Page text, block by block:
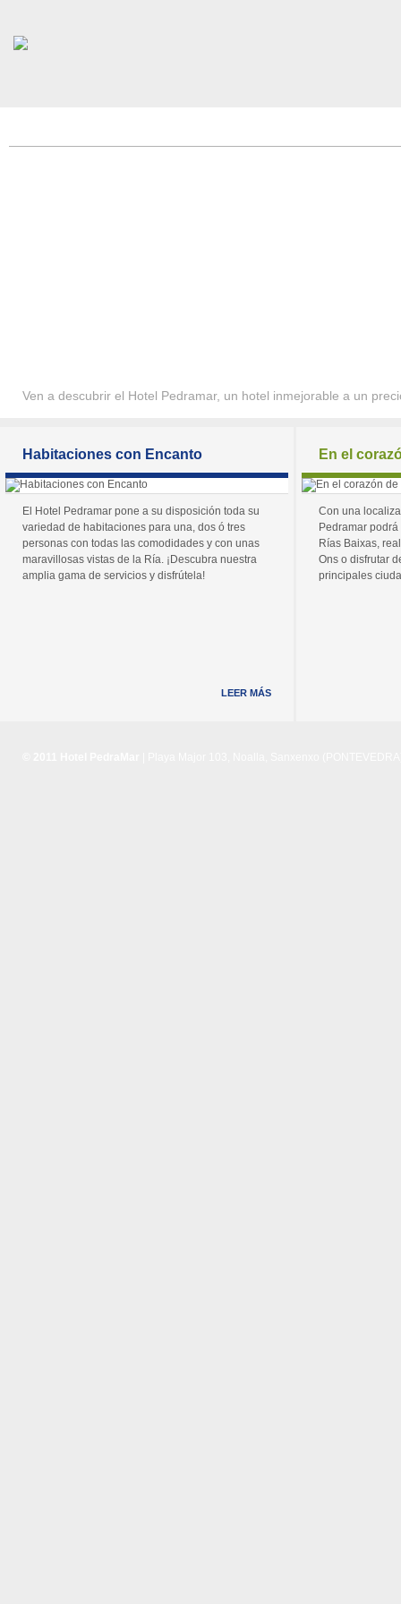
Ven a descubrir el Hotel Pedramar, un hotel inmejorable a un
Habitaciones con Encanto
El Hotel Pedramar pone a su disposición toda su
variedad de habitaciones para una, dos ó tres
personas con todas las comodidades y con unas
maravillosas vistas de la Ría. ¡Descubra nuestra
amplia gama de servicios y disfrútela!
LEER MÁS
En el
Con una
Pedramar
Rías Baixas,
Ons o disfrutar
principales